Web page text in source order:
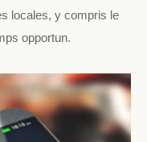
locales, y compris le
opportun.